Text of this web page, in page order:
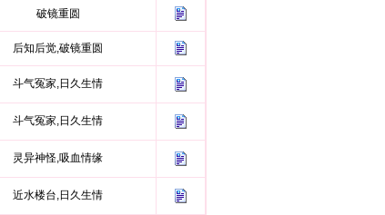
破镜重圆
后知后觉,破镜重圆
斗气冤家,日久生情
斗气冤家,日久生情
灵异神怪,吸血情缘
近水楼台,日久生情